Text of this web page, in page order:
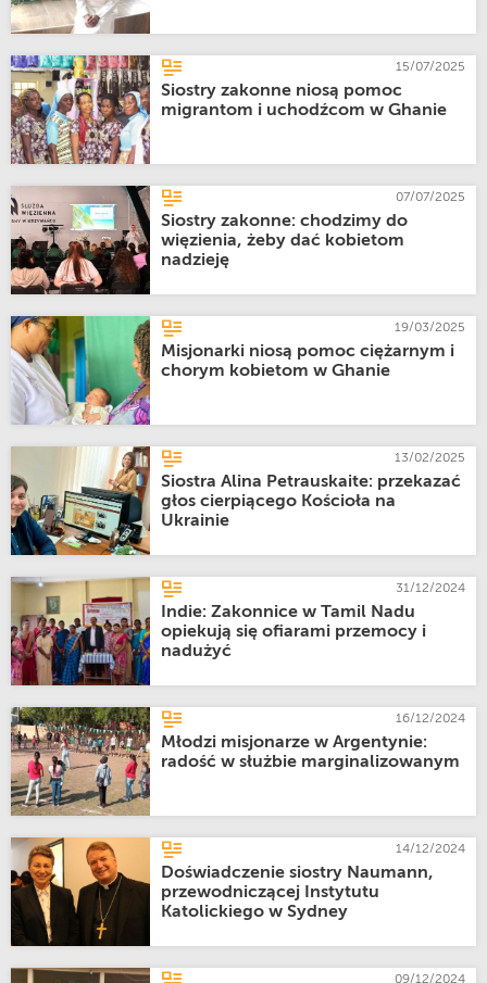
15/07/2025
Siostry zakonne niosą pomoc
migrantom i uchodźcom w Ghanie
07/07/2025
Siostry zakonne: chodzimy do
więzienia, żeby dać kobietom
nadzieję
19/03/2025
Misjonarki niosą pomoc ciężarnym i
chorym kobietom w Ghanie
13/02/2025
Siostra Alina Petrauskaite: przekazać
głos cierpiącego Kościoła na
Ukrainie
31/12/2024
Indie: Zakonnice w Tamil Nadu
opiekują się ofiarami przemocy i
nadużyć
16/12/2024
Młodzi misjonarze w Argentynie:
radość w służbie marginalizowanym
14/12/2024
Doświadczenie siostry Naumann,
przewodniczącej Instytutu
Katolickiego w Sydney
09/12/2024